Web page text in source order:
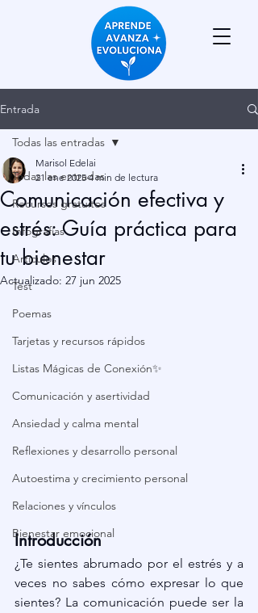
Entrada
Todas las entradas
Recursos gratuitos
Infografías
Artículos
Test
Poemas
Tarjetas y recursos rápidos
Listas Mágicas de Conexión✨
Comunicación y asertividad
Ansiedad y calma mental
Reflexiones y desarrollo personal
Autoestima y crecimiento personal
Relaciones y vínculos
Bienestar emocional
Todas las entradas
Comunicación efectiva y
estrés: Guía práctica para
tu bienestar
Marisol Edelai
21 ene 2025 4 min de lectura
Actualizado: 27 jun 2025
Introducción
¿Te sientes abrumado por el estrés y a
veces no sabes cómo expresar lo que
sientes? La comunicación puede ser la